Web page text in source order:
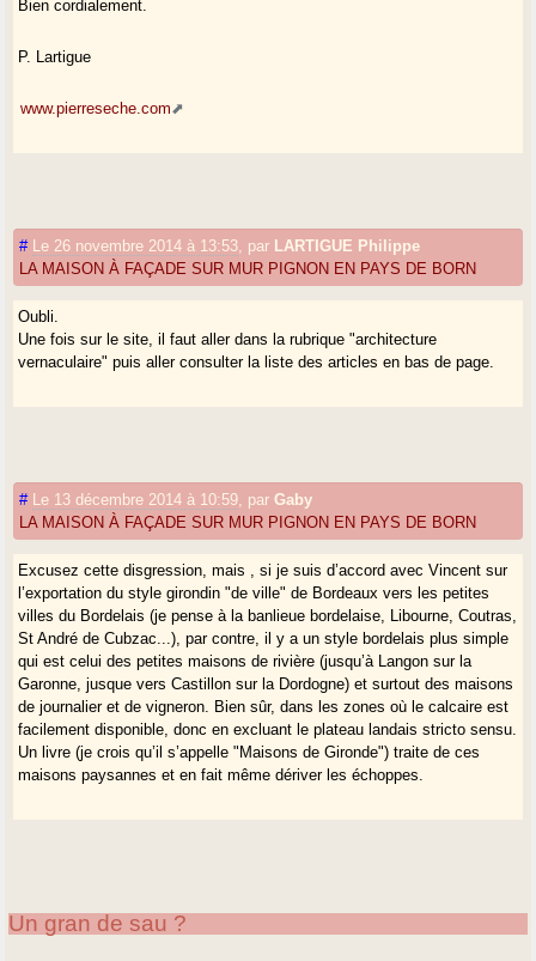
Bien cordialement.
P. Lartigue
www.pierreseche.com
# Le 26 novembre 2014 à 13:53 par LARTIGUE Philippe
LA MAISON À FAÇADE SUR MUR PIGNON EN PAYS DE BORN
Oubli.
Une fois sur le site, il faut aller dans la rubrique "architecture
vernaculaire" puis aller consulter la liste des articles en bas de page.
# Le 13 décembre 2014 à 10:59 parGaby
LA MAISON À FAÇADE SUR MUR PIGNON EN PAYS DE BORN
Excusez cette disgression, mais , si je suis d’accord avec Vincent sur
l’exportation du style girondin "de ville" de Bordeaux vers les petites
villes du Bordelais (je pense à la banlieue bordelaise, Libourne, Coutras,
St André de Cubzac...), par contre, il y a un style bordelais plus simple
qui est celui des petites maisons de rivière (jusqu’à Langon sur la
Garonne, jusque vers Castillon sur la Dordogne) et surtout des maisons
de journalier et de vigneron. Bien sûr, dans les zones où le calcaire est
facilement disponible, donc en excluant le plateau landais stricto sensu.
Un livre (je crois qu’il s’appelle "Maisons de Gironde") traite de ces
maisons paysannes et en fait même dériver les échoppes.
Un gran de sau ?